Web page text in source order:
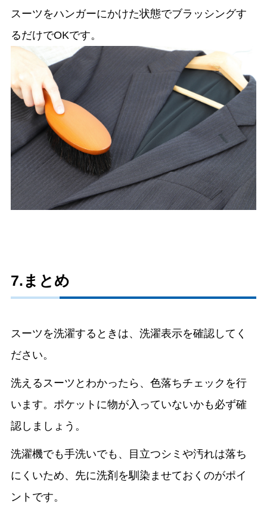
スーツをハンガーにかけた状態でブラッシングす
るだけでOKです。
7.まとめ
スーツを洗濯するときは、洗濯表示を確認してく
ださい。
洗えるスーツとわかったら、色落ちチェックを行
います。ポケットに物が入っていないかも必ず確
認しましょう。
洗濯機でも手洗いでも、目立つシミや汚れは落ち
にくいため、先に洗剤を馴染ませておくのがポイ
ントです。